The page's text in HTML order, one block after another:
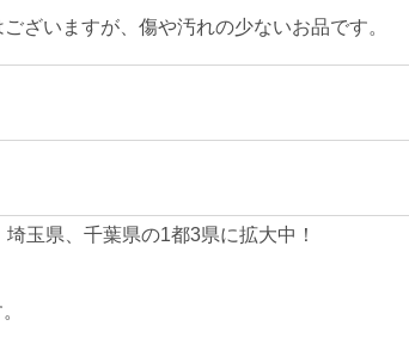
ざいますが、傷や汚れの少ないお品です。
玉県、千葉県の1都3県に拡大中！